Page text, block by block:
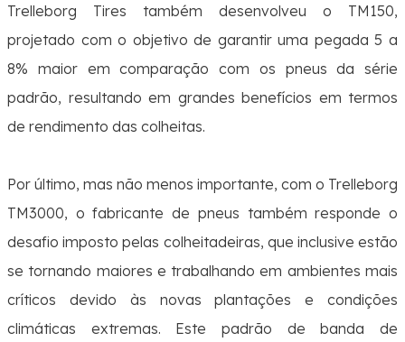
Trelleborg Tires também desenvolveu o TM150,
projetado com o objetivo de garantir uma pegada 5 a
8% maior em comparação com os pneus da série
padrão, resultando em grandes benefícios em termos
de rendimento das colheitas.
Por último, mas não menos importante, com o Trelleborg
TM3000, o fabricante de pneus também responde o
desafio imposto pelas colheitadeiras, que inclusive estão
se tornando maiores e trabalhando em ambientes mais
críticos devido às novas plantações e condições
climáticas extremas. Este padrão de banda de